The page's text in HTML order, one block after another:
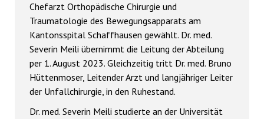
Chefarzt Orthopädische Chirurgie und
Traumatologie des Bewegungsapparats am
Kantonsspital Schaffhausen gewählt. Dr. med.
Severin Meili übernimmt die Leitung der Abteilung
per 1. August 2023. Gleichzeitig tritt Dr. med. Bruno
Hüttenmoser, Leitender Arzt und langjähriger Leiter
der Unfallchirurgie, in den Ruhestand.
Dr. med. Severin Meili studierte an der Universität